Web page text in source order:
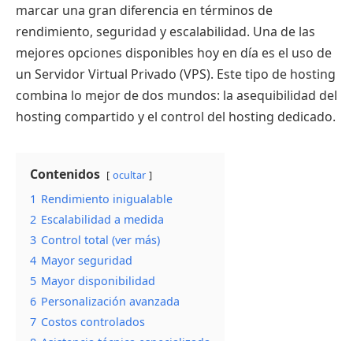
marcar una gran diferencia en términos de
rendimiento, seguridad y escalabilidad. Una de las
mejores opciones disponibles hoy en día es el uso de
un Servidor Virtual Privado (VPS). Este tipo de hosting
combina lo mejor de dos mundos: la asequibilidad del
hosting compartido y el control del hosting dedicado.
Contenidos ocultar
1 Rendimiento inigualable
2 Escalabilidad a medida
3 Control total (ver más)
4 Mayor seguridad
5 Mayor disponibilidad
6 Personalización avanzada
7 Costos controlados